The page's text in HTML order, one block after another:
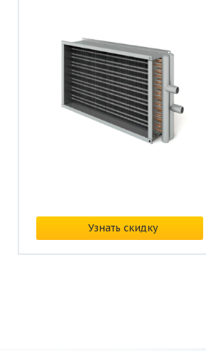
Узнать скидку